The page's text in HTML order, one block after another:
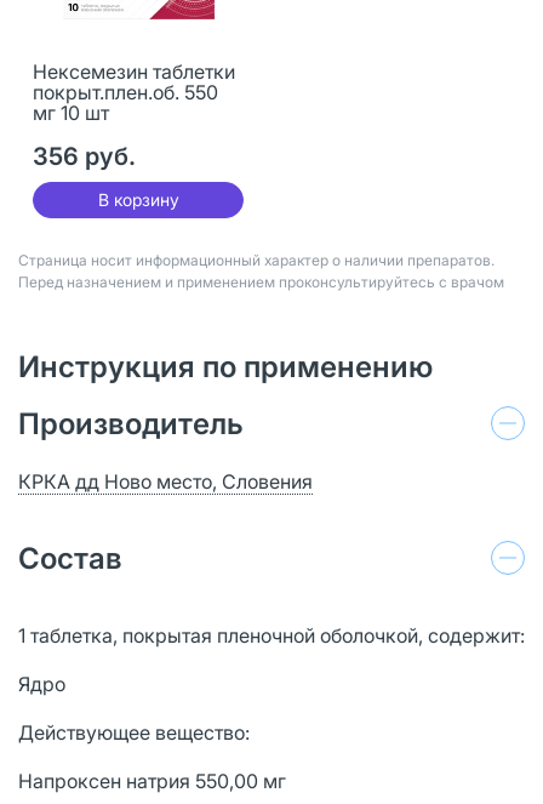
Нексемезин таблетки
покрыт.плен.об. 550
мг 10 шт
356 руб.
В корзину
Страница носит информационный характер о наличии препаратов.
Перед назначением и применением проконсультируйтесь с врачом
Инструкция по применению
Производитель
КРКА дд Ново место, Словения
Состав
1 таблетка, покрытая пленочной оболочкой, содержит:
Ядро
Действующее вещество:
Напроксен натрия 550,00 мг